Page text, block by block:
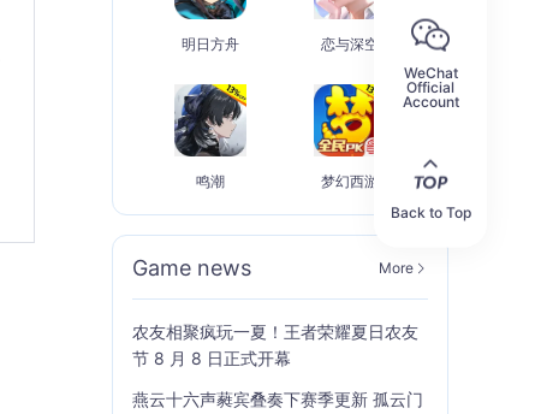
明日方舟 恋与深空
鸣潮 梦幻西游
Game news More
农友相聚疯玩一夏！王者荣耀夏日农友
节 8 月 8 日正式开幕
燕云十六声蕤宾叠奏下赛季更新 孤云门
WeChat
Official
Account
Back to Top